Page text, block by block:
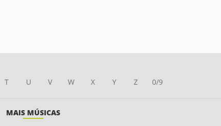
T U V W X Y Z 0/9
MAIS MÚSICAS